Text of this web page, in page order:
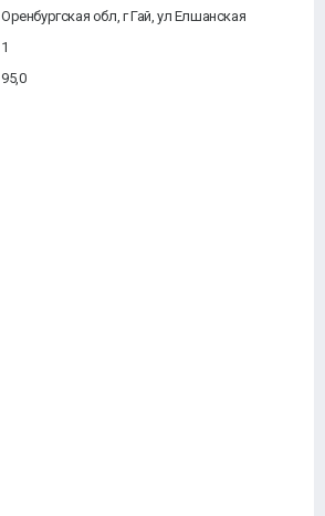
Оренбургская обл, г Гай, ул Елшанская
1
95,0